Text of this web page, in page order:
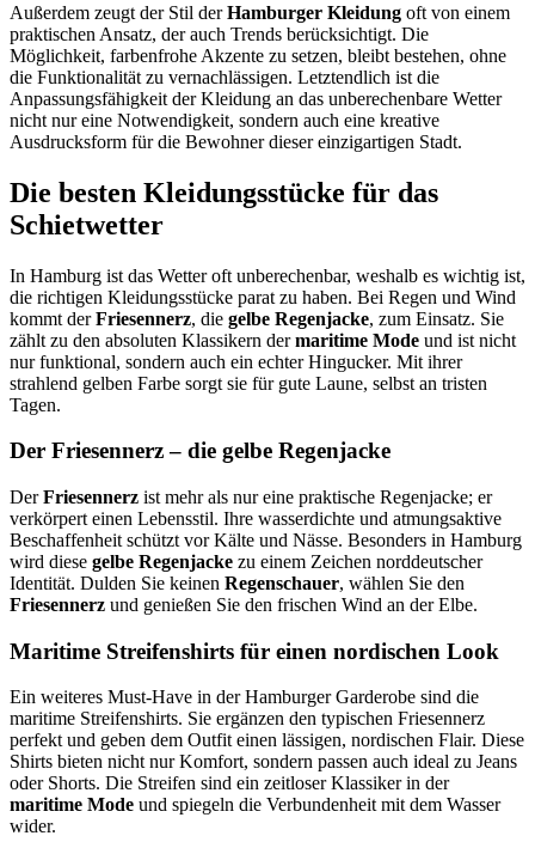
Außerdem zeugt der Stil derHamburger Kleidung oft von einem
praktischen Ansatz, der auch Trends berücksichtigt. Die
Möglichkeit, farbenfrohe Akzente zu setzen, bleibt bestehen, ohne
die Funktionalität zu vernachlässigen. Letztendlich ist die
Anpassungsfähigkeit der Kleidung an das unberechenbare Wetter
nicht nur eine Notwendigkeit, sondern auch eine kreative
Ausdrucksform für die Bewohner dieser einzigartigen Stadt.
Die besten Kleidungsstücke für das
Schietwetter
In Hamburg ist das Wetter oft unberechenbar, weshalb es wichtig ist,
die richtigen Kleidungsstücke parat zu haben. Bei Regen und Wind
kommt derFriesennerz, die gelbe Regenjacke, zum Einsatz. Sie
zählt zu den absoluten Klassikern dermaritime Mode und ist nicht
nur funktional, sondern auch ein echter Hingucker. Mit ihrer
strahlend gelben Farbe sorgt sie für gute Laune, selbst an tristen
Tagen.
Der Friesennerz – die gelbe Regenjacke
DerFriesennerz ist mehr als nur eine praktische Regenjacke; er
verkörpert einen Lebensstil. Ihre wasserdichte und atmungsaktive
Beschaffenheit schützt vor Kälte und Nässe. Besonders in Hamburg
wird diese gelbe Regenjacke zu einem Zeichen norddeutscher
Identität. Dulden Sie keinen Regenschauer, wählen Sie den
Friesennerz und genießen Sie den frischen Wind an der Elbe.
Maritime Streifenshirts für einen nordischen Look
Ein weiteres Must-Have in der Hamburger Garderobe sind die
maritime Streifenshirts. Sie ergänzen den typischen Friesennerz
perfekt und geben dem Outfit einen lässigen, nordischen Flair. Diese
Shirts bieten nicht nur Komfort, sondern passen auch ideal zu Jeans
oder Shorts. Die Streifen sind ein zeitloser Klassiker in der
maritime Mode und spiegeln die Verbundenheit mit dem Wasser
wider.